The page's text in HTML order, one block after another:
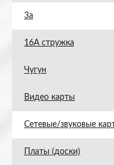
3а
16А стружка
Чугун
Видео карты
Сетевые/звуковые
Платы (доски)